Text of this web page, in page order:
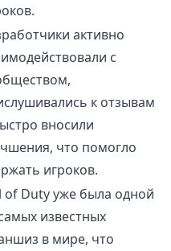
активно
с
к отзывам
вносили
что помогло
игроков.
of Duty уже была одной
известных
в мире, что